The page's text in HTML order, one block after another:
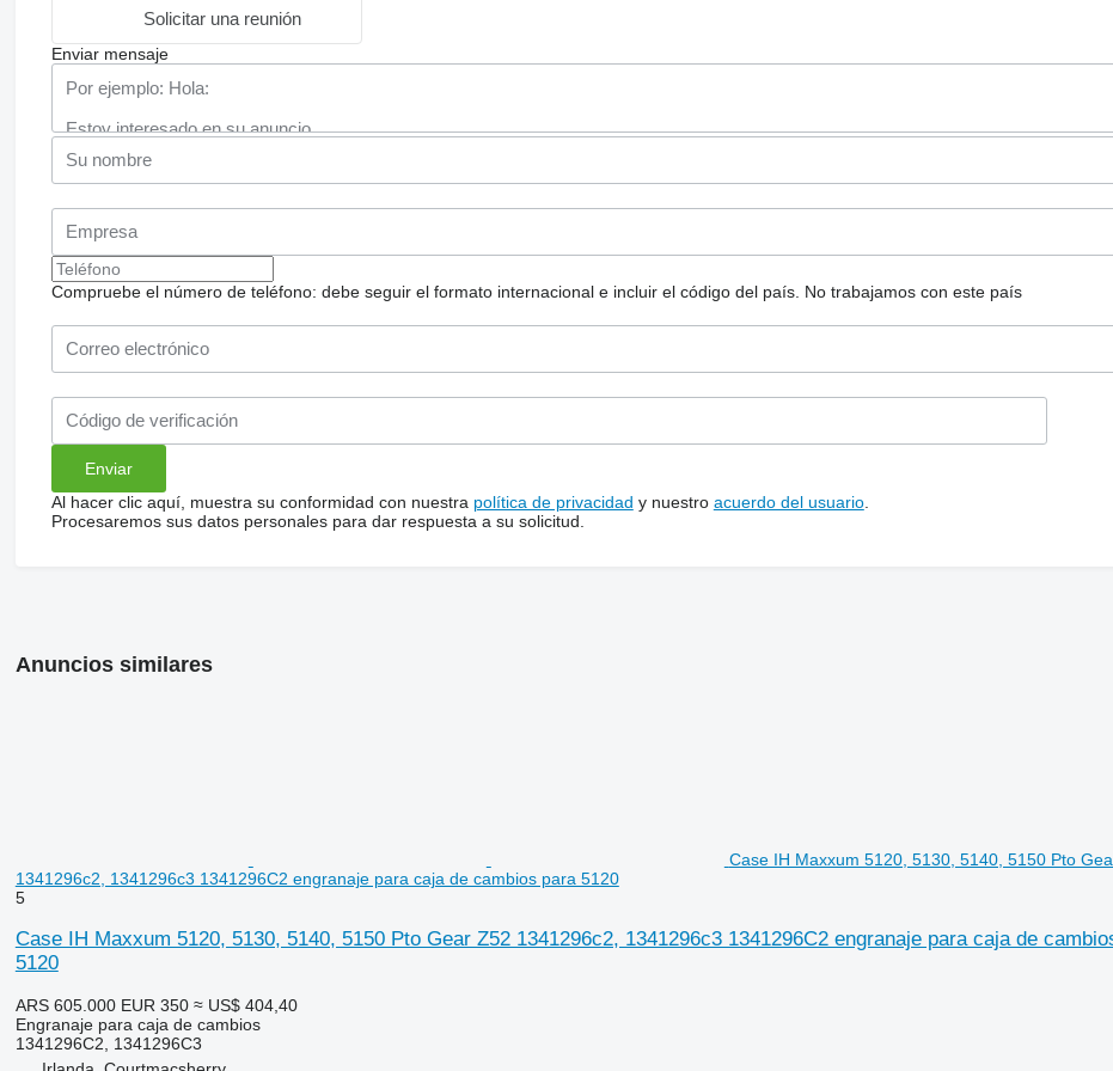
Solicitar una reunión
Enviar mensaje
Compruebe el número de teléfono: debe seguir el formato internacional e incluir el código del país. No trabajamos con este país
Al hacer clic aquí, muestra su conformidad con nuestra política de privacidad y nuestro acuerdo del usuario.
Procesaremos sus datos personales para dar respuesta a su solicitud.
Anuncios similares
Case IH Maxxum 5120, 5130, 5140, 5150 Pto
1341296c2, 1341296c3 1341296C2 engranaje para caja de cambios para 5120
5
Case IH Maxxum 5120, 5130, 5140, 5150 Pto Gear Z52 1341296c2, 1341296c3 1341296C2 engranaje para caja de
5120
ARS 605.000 EUR 350 ≈ US$ 404,40
Engranaje para caja de cambios
1341296C2, 1341296C3